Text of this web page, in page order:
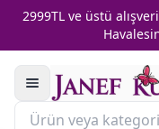
2999TL ve üstü